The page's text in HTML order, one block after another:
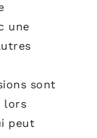
une
sont
lors
peut